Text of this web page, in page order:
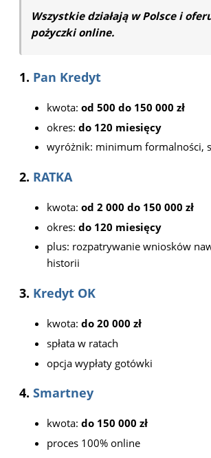
Wszystkie działają w Polsce i
pożyczki online.
1. Pan Kredyt
kwota: od 500 do 150 000 zł
okres: do 120 miesięcy
wyróżnik: minimum formalności,
2. RATKA
kwota: od 2 000 do 150 000 zł
okres: do 120 miesięcy
plus: rozpatrywanie wniosków
historii
3. Kredyt OK
kwota: do 20 000 zł
spłata w ratach
opcja wypłaty gotówki
4. Smartney
kwota: do 150 000 zł
proces 100% online